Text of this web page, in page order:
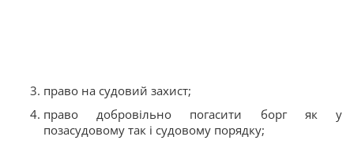
право на судовий захист;
право добровільно погасити борг як у
позасудовому так і судовому порядку;